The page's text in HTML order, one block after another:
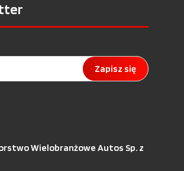
Zapisz się
Wielobranżowe Autos Sp. z